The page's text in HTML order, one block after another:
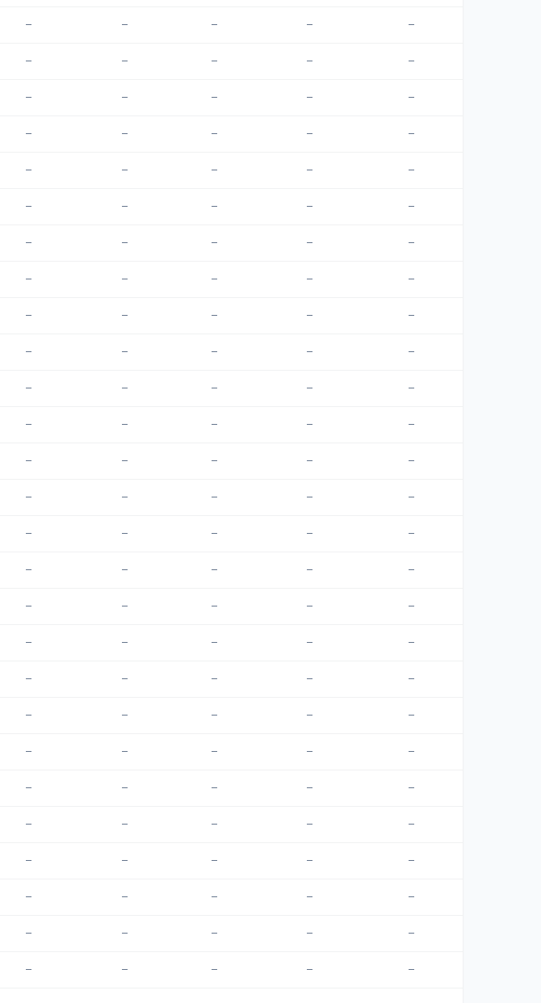
— — — — —
— — — — —
— — — — —
— — — — —
— — — — —
— — — — —
— — — — —
— — — — —
— — — — —
— — — — —
— — — — —
— — — — —
— — — — —
— — — — —
— — — — —
— — — — —
— — — — —
— — — — —
— — — — —
— — — — —
— — — — —
— — — — —
— — — — —
— — — — —
— — — — —
— — — — —
— — — — —